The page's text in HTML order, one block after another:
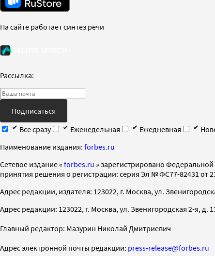
На сайте работает синтез речи
Рассылка:
Подписаться
Все сразу
Еженедельная Ежедневная
Наименование издания: forbes.ru
Cетевое издание « forbes.ru » зарегистрировано
принятия решения о регистрации: серия Эл № ФС77-82431 от
Адрес редакции, издателя: 123022, г. Москва, ул.
Адрес редакции: 123022, г. Москва, ул. Звенигородская 2-я, д.
Главный редактор: Мазурин Николай Дмитриевич
Адрес электронной почты редакции: press-release@forbes.ru